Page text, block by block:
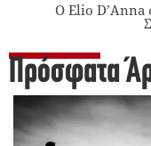
Ο Elio D’Anna
Πρόσφατα